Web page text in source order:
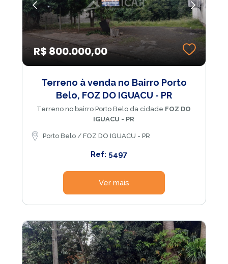
R$ 800.000,00
Terreno à venda no Bairro Porto
Belo, FOZ DO IGUACU - PR
Terreno no bairro Porto Belo da cidade FOZ DO
IGUACU - PR
Porto Belo / FOZ DO IGUACU - PR
Ref: 5497
Ver mais